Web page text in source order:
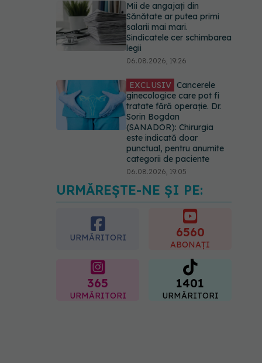
Mii de angajați din
Sănătate ar putea primi
salarii mai mari.
Sindicatele cer schimbarea
legii
06.08.2026, 19:26
EXCLUSIV Cancerele
ginecologice care pot fi
tratate fără operație. Dr.
Sorin Bogdan
(SANADOR): Chirurgia
este indicată doar
punctual, pentru anumite
categorii de paciente
06.08.2026, 19:05
EXCLUSIV Brahiterapie
vs radioterapie externă în
cancerul ginecologic. Dr.
Sorin Bogdan (SANADOR)
explică diferența și cum
acționează tratamentul
URMĂREȘTE-NE ȘI PE:
URMĂRITORI 6560
ABONAȚI
365
URMĂRITORI
1401
URMĂRITORI